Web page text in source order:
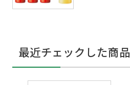
最近チェックした商品